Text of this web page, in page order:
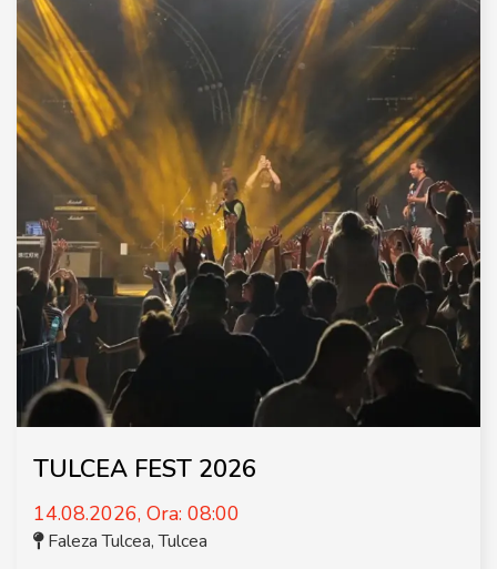
TULCEA FEST 2026
14.08.2026, Ora: 08:00
Faleza Tulcea,Tulcea